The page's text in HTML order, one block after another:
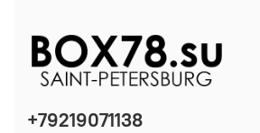
+79219071138